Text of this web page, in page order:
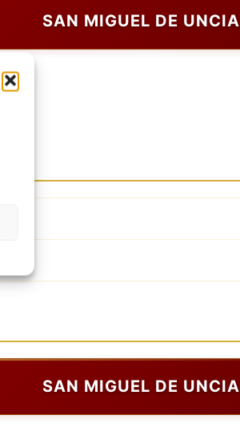
SAN MIGUEL DE UNCIA
SAN MIGUEL DE UNCIA